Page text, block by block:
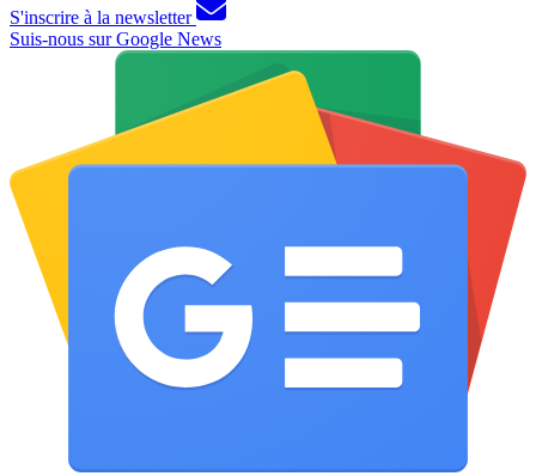
S'inscrire à la newsletter
Suis-nous sur Google News